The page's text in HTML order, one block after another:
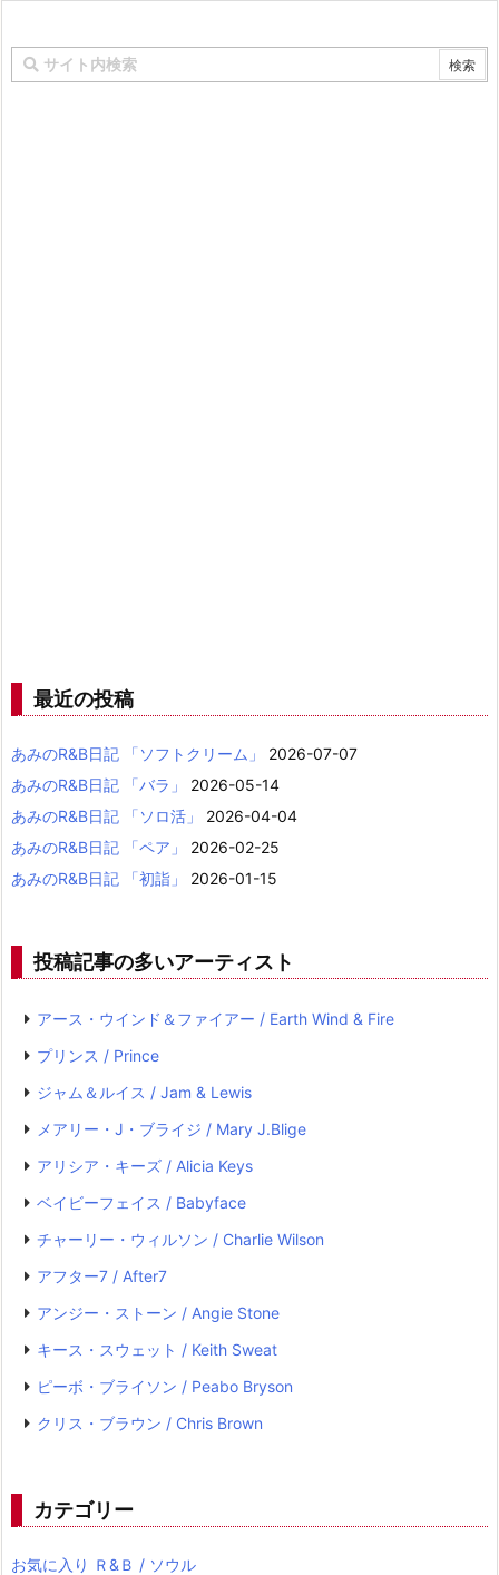
最近の投稿
あみのR&B日記 「ソフトクリーム」
2026-07-07
あみのR&B日記 「バラ」
2026-05-14
あみのR&B日記 「ソロ活」
2026-04-04
あみのR&B日記 「ペア」
2026-02-25
あみのR&B日記 「初詣」
2026-01-15
投稿記事の多いアーティスト
アース・ウインド＆ファイアー / Earth Wind & Fire
プリンス / Prince
ジャム＆ルイス / Jam & Lewis
メアリー・J・ブライジ / Mary J.Blige
アリシア・キーズ / Alicia Keys
ベイビーフェイス / Babyface
チャーリー・ウィルソン / Charlie Wilson
アフター7 / After7
アンジー・ストーン / Angie Stone
キース・スウェット / Keith Sweat
ピーボ・ブライソン / Peabo Bryson
クリス・ブラウン / Chris Brown
カテゴリー
お気に入り Ｒ&Ｂ / ソウル